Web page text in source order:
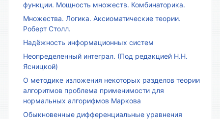
функции. Мощность множеств. Комбинаторика.
Множества. Логика. Аксиоматические теории.
Роберт Столл.
Надёжность информационных систем
Неопределенный интеграл. (Под редакцией Н.Н.
Ясницкой)
О методике изложения некоторых разделов теории
алгоритмов проблема применимости для
нормальных алгорифмов Маркова
Обыкновенные дифференциальные уравнения